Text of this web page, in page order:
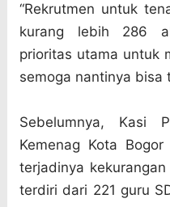
“Rekrutmen untuk
kurang lebih 286
prioritas utama untuk
semoga nantinya bisa
Sebelumnya, Kasi
Kemenag Kota
terjadinya
terdiri dari 221 guru